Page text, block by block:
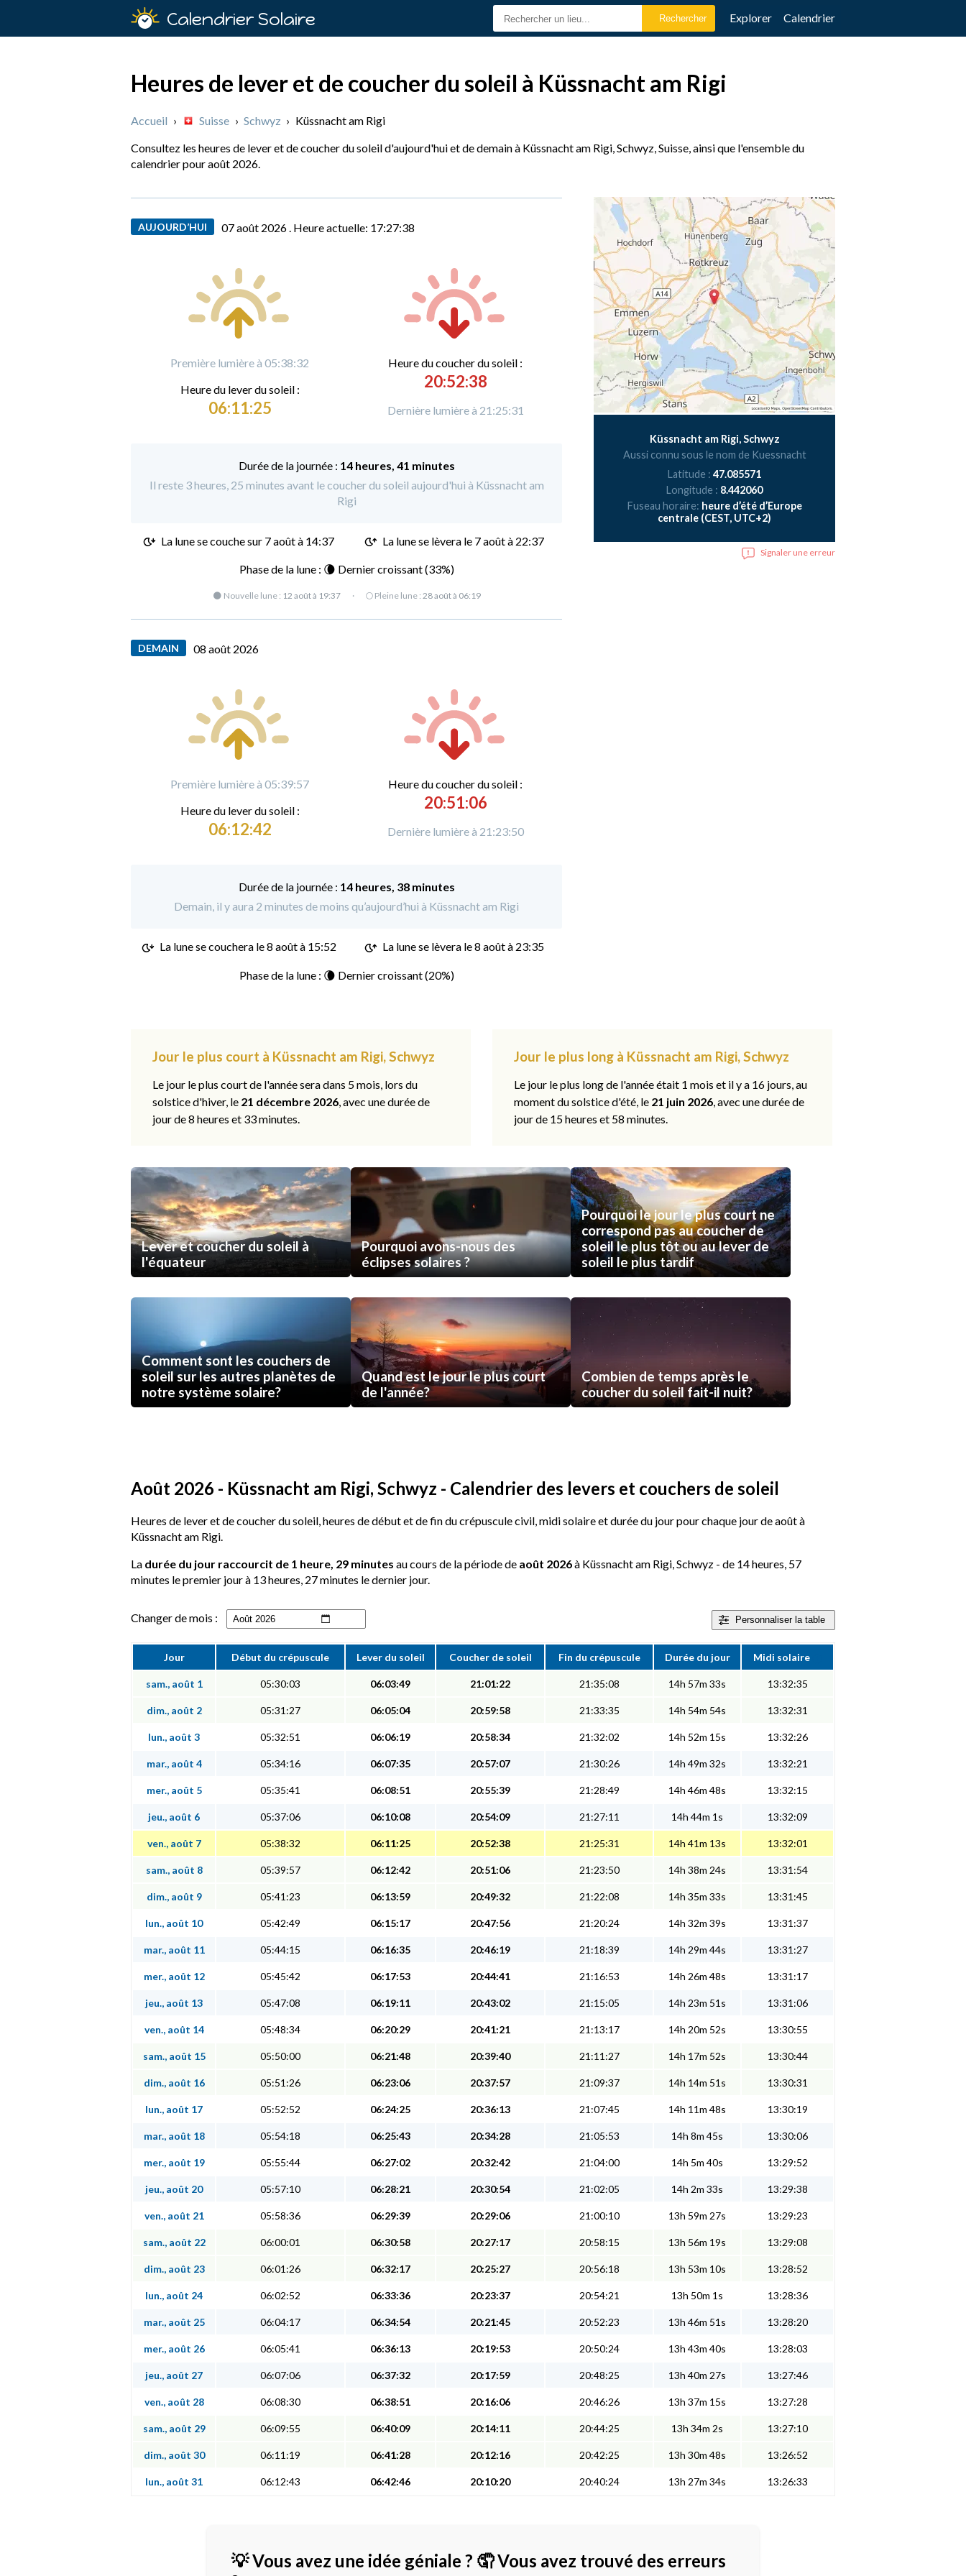
Calendrier Solaire Explorer Calendrier
Heures de lever et de coucher du soleil à Küssnacht am Rigi
Accueil › Suisse › Schwyz › Küssnacht am Rigi
Consultez les heures de lever et de coucher du soleil d'aujourd'hui et de demain à Küssnacht am Rigi, Schwyz, Suisse, ainsi que l'ensemble du
calendrier pour août 2026.
AUJOURD’HUI 07 août 2026 . Heure actuelle: 17:27:39
Première lumière à 05:38:32
Heure du lever du soleil :
06:11:25
Heure ducoucher du soleil :
20:52:38
Dernière lumière à 21:25:31
Durée de la journée : 14 heures, 41 minutes
Il reste 3 heures, 25 minutes avant le coucher du soleil aujourd'hui à Küssnacht am
Rigi
La lune se couche sur 7 août à 14:37 La lune se lèvera le 7 août à 22:37
Phase de la lune : 🌘 Dernier croissant (33%)
🌑 Nouvelle lune : 12 août à 19:37 · 🌕 Pleine lune : 28 août à 06:19
DEMAIN 08 août 2026
Première lumière à 05:39:57
Heure du lever du soleil :
06:12:42
Heure ducoucher du soleil :
20:51:06
Dernière lumière à 21:23:50
Durée de la journée : 14 heures, 38 minutes
Demain, il y aura 2 minutes de moins qu’aujourd’hui à Küssnacht am Rigi
La lune se couchera le8 août à 15:52 La lune se lèvera le 8 août à 23:35
Phase de la lune : 🌘 Dernier croissant (20%)
Küssnacht am Rigi, Schwyz
Aussi connu sous le nom de Kuessnacht
Latitude : 47.085571
Longitude : 8.442060
Fuseau horaire: heure d’été d’Europe
centrale (CEST, UTC+2)
Signaler une erreur
Jour le plus court à Küssnacht am Rigi, Schwyz
Le jour le plus court de l'année sera dans 5 mois, lors du
solstice d'hiver, le 21 décembre 2026, avec une durée de
jour de 8 heures et 33 minutes.
Jour le plus long à Küssnacht am Rigi, Schwyz
Le jour le plus long de l'année était 1 mois et il y a 16 jours, au
moment du solstice d'été, le 21 juin 2026, avec une durée de
jour de 15 heures et 58 minutes.
Lever et coucher du soleil à
l'équateur
Pourquoi avons-nous des
éclipses solaires ?
Pourquoi le jour le plus court ne
correspond pas au coucher de
soleil le plus tôt ou au lever de
soleil le plus tardif
Comment sont les couchers de
soleil sur les autres planètes de
notre système solaire?
Quand est le jour le plus court
de l'année?
Combien de temps après le
coucher du soleil fait-il nuit?
Août 2026 - Küssnacht am Rigi, Schwyz - Calendrier des levers et couchers de soleil
Heures de lever et de coucher du soleil, heures de début et de fin du crépuscule civil, midi solaire et durée du jour pour chaque jour de août à
Küssnacht am Rigi.
La durée du jour raccourcit de 1 heure, 29 minutes au cours de la période de août 2026à Küssnacht am Rigi, Schwyz - de 14 heures, 57
minutes le premier jour à 13 heures, 27 minutes le dernier jour.
Personnaliserla table
Changer de mois :
Jour Début du crépuscule Lever du soleil Coucher de soleil Fin du crépuscule Durée du jour Midi solaire
sam., août 1 05:30:03 06:03:49 21:01:22 21:35:08 14h 57m 33s 13:32:35
dim., août 2 05:31:27 06:05:04 20:59:58 21:33:35 14h 54m 54s 13:32:31
lun., août 3 05:32:51 06:06:19 20:58:34 21:32:02 14h 52m 15s 13:32:26
mar., août 4 05:34:16 06:07:35 20:57:07 21:30:26 14h 49m 32s 13:32:21
mer., août 5 05:35:41 06:08:51 20:55:39 21:28:49 14h 46m 48s 13:32:15
jeu., août 6 05:37:06 06:10:08 20:54:09 21:27:11 14h 44m 1s 13:32:09
ven., août 7 05:38:32 06:11:25 20:52:38 21:25:31 14h 41m 13s 13:32:01
sam., août 8 05:39:57 06:12:42 20:51:06 21:23:50 14h 38m 24s 13:31:54
dim., août 9 05:41:23 06:13:59 20:49:32 21:22:08 14h 35m 33s 13:31:45
lun., août 10 05:42:49 06:15:17 20:47:56 21:20:24 14h 32m 39s 13:31:37
mar., août 11 05:44:15 06:16:35 20:46:19 21:18:39 14h 29m 44s 13:31:27
mer., août 12 05:45:42 06:17:53 20:44:41 21:16:53 14h 26m 48s 13:31:17
jeu., août 13 05:47:08 06:19:11 20:43:02 21:15:05 14h 23m 51s 13:31:06
ven., août 14 05:48:34 06:20:29 20:41:21 21:13:17 14h 20m 52s 13:30:55
sam., août 15 05:50:00 06:21:48 20:39:40 21:11:27 14h 17m 52s 13:30:44
dim., août 16 05:51:26 06:23:06 20:37:57 21:09:37 14h 14m 51s 13:30:31
lun., août 17 05:52:52 06:24:25 20:36:13 21:07:45 14h 11m 48s 13:30:19
mar., août 18 05:54:18 06:25:43 20:34:28 21:05:53 14h 8m 45s 13:30:06
mer., août 19 05:55:44 06:27:02 20:32:42 21:04:00 14h 5m 40s 13:29:52
jeu., août 20 05:57:10 06:28:21 20:30:54 21:02:05 14h 2m 33s 13:29:38
ven., août 21 05:58:36 06:29:39 20:29:06 21:00:10 13h 59m 27s 13:29:23
sam., août 22 06:00:01 06:30:58 20:27:17 20:58:15 13h 56m 19s 13:29:08
dim., août 23 06:01:26 06:32:17 20:25:27 20:56:18 13h 53m 10s 13:28:52
lun., août 24 06:02:52 06:33:36 20:23:37 20:54:21 13h 50m 1s 13:28:36
mar., août 25 06:04:17 06:34:54 20:21:45 20:52:23 13h 46m 51s 13:28:20
mer., août 26 06:05:41 06:36:13 20:19:53 20:50:24 13h 43m 40s 13:28:03
jeu., août 27 06:07:06 06:37:32 20:17:59 20:48:25 13h 40m 27s 13:27:46
ven., août 28 06:08:30 06:38:51 20:16:06 20:46:26 13h 37m 15s 13:27:28
sam., août 29 06:09:55 06:40:09 20:14:11 20:44:25 13h 34m 2s 13:27:10
dim., août 30 06:11:19 06:41:28 20:12:16 20:42:25 13h 30m 48s 13:26:52
lun., août 31 06:12:43 06:42:46 20:10:20 20:40:24 13h 27m 34s 13:26:33
💡 Vous avez une idée géniale ? 🤦 Vous avez trouvé des erreurs